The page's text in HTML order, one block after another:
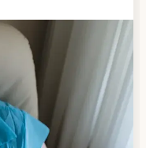
Ihres Anbieters
Sie telefonisch,
Anbieters.